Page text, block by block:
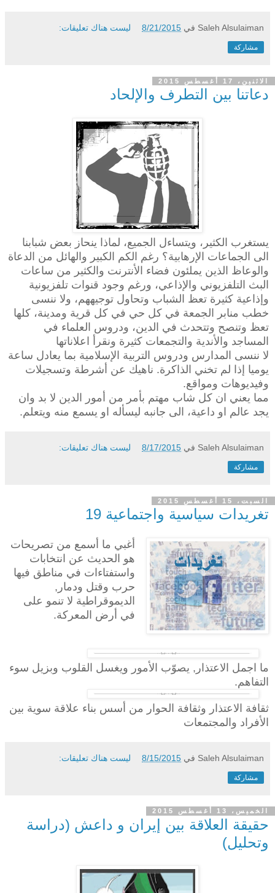
Saleh Alsulaiman في 8/21/2015 ليست هناك تعليقات:
مشاركة
الاثنين، 17 أغسطس 2015
دعاتنا بين التطرف والإلحاد
يستغرب الكثير، ويتساءل الجميع، لماذا ينحاز بعض شبابنا
الى الجماعات الإرهابية؟ رغم الكم الكبير والهائل من الدعاة
والوعاظ الذين يملئون فضاء الأنترنت والكثير من ساعات
البث التلفزيوني والإذاعي، ورغم وجود قنوات تلفزيونية
وإذاعية كثيرة تعظ الشباب وتحاول توجيههم، ولا ننسى
خطب منابر الجمعة في كل حي في كل قرية ومدينة، كلها
تعظ وتنصح وتتحدث في الدين، ودروس العلماء في
المساجد والأندية والتجمعات كثيرة ونقرأ اعلاناتها
لا ننسى المدارس ودروس التربية الإسلامية بما يعادل ساعة
يوميا إذا لم تخني الذاكرة. ناهيك عن أشرطة وتسجيلات
وفيديوهات ومواقع.
مما يعني ان كل شاب مهتم بأمر من أمور الدين لا بد وان
يجد عالم او داعية، الى جانبه ليسأله او يسمع منه ويتعلم.
Saleh Alsulaiman في 8/17/2015 ليست هناك تعليقات:
مشاركة
السبت، 15 أغسطس 2015
تغريدات سياسية واجتماعية 19
أغبي ما أسمع من تصريحات
هو الحديث عن انتخابات
واستفتاءات في مناطق فيها
حرب وقتل ودمار,
الديموقراطية لا تنمو على
في أرض المعركة.
ما اجمل الاعتذار, يصوّب الأمور ويغسل القلوب وبزيل سوء
التفاهم.
ثقافة الاعتذار وثقافة الحوار من أسس بناء علاقة سوية بين
الأفراد والمجتمعات
Saleh Alsulaiman في 8/15/2015 ليست هناك تعليقات:
مشاركة
الخميس، 13 أغسطس 2015
حقيقة العلاقة بين إيران و داعش (دراسة
وتحليل)